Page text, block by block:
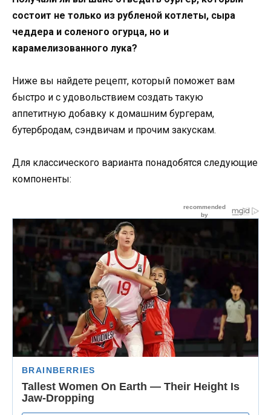
состоит не только из рубленой котлеты, сыра
чеддера и соленого огурца, но и
карамелизованного лука?
Ниже вы найдете рецепт, который поможет вам
быстро и с удовольствием создать такую
аппетитную добавку к домашним бургерам,
бутербродам, сэндвичам и прочим закускам.
Для классического варианта понадобятся следующие
компоненты: